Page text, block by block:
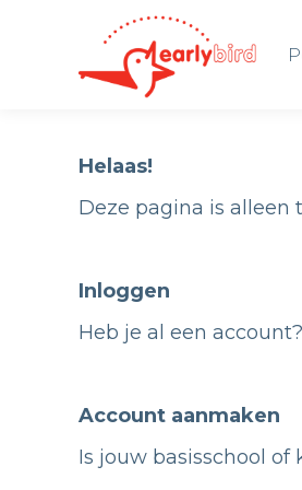
Helaas!
Deze pagina is alleen
Inloggen
Heb je al een account?
Account aanmaken
Is jouw basisschool